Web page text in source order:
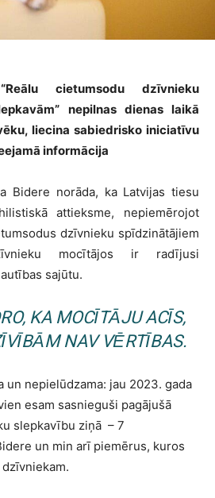
cietumsodu dzīvnieku
nepilnas dienas laikā
liecina sabiedrisko iniciatīvu
informācija
Bidere norāda, ka Latvijas tiesu
attieksme, nepiemērojot
dzīvnieku spīdzinātājiem
mocītājos ir radījusi
sajūtu.
KA MOCĪTĀJU ACĪS,
NAV VĒRTĪBAS.
nepielūdzama: jau 2023. gada
esam sasnieguši pagājušā
slepkavību ziņā – 7
un min arī piemērus, kuros